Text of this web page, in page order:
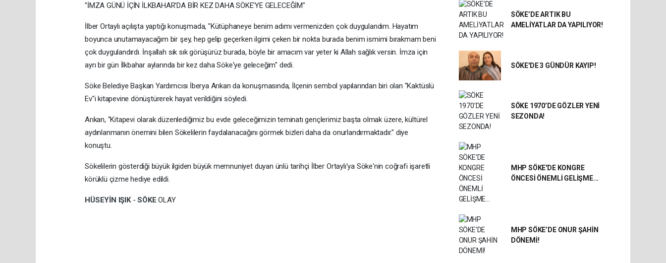
"İMZA GÜNÜ İÇİN İLKBAHAR'DA BİR KEZ DAHA SÖKE'YE GELECEĞİM"
İlber Ortaylı açılışta yaptığı konuşmada, "Kütüphaneye benim adımı vermenizden çok duygulandım. Hayatım
boyunca unutamayacağım bir şey, hep gelip geçerken ilgimi çeken bir nokta burada benim ismimi bırakmam beni
çok duygulandırdı. İnşallah sık sık görüşürüz burada, böyle bir amacım var yeter ki Allah sağlık versin. İmza için
ayrı bir gün İlkbahar aylarında bir kez daha Söke'ye geleceğim" dedi.
Söke Belediye Başkan Yardımcısı İberya Arıkan da konuşmasında, İlçenin sembol yapılarından biri olan "Kaktüslü
Ev"i kitapevine dönüştürerek hayat verildiğini söyledi.
Arıkan, "Kitapevi olarak düzenlediğimiz bu evde geleceğimizin teminatı gençlerimiz başta olmak üzere, kültürel
aydınlanmanın önemini bilen Sökelilerin faydalanacağını görmek bizleri daha da onurlandırmaktadır." diye
konuştu.
Sökelilerin gösterdiği büyük ilgiden büyük memnuniyet duyan ünlü tarihçi İlber Ortaylı'ya Söke'nin coğrafi işaretli
körüklü çizme hediye edildi.
HÜSEYİN IŞIK -SÖKEOLAY
SÖKE’DE ARTIK BU
AMELİYATLAR DA YAPILIYOR!
SÖKE'DE 3 GÜNDÜR KAYIP!
SÖKE 1970’DE GÖZLER YENİ
SEZONDA!
MHP SÖKE'DE KONGRE
ÖNCESİ ÖNEMLİ GELİŞME...
MHP SÖKE’DE ONUR ŞAHİN
DÖNEMİ!